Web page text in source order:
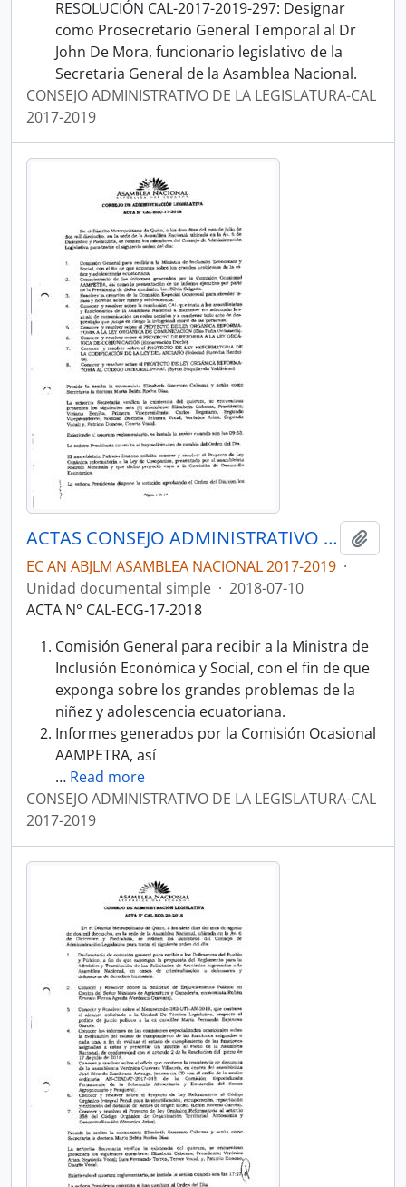
RESOLUCIÓN CAL-2017-2019-297: Designar
como Prosecretario General Temporal al Dr
John De Mora, funcionario legislativo de la
Secretaria General de la Asamblea Nacional.
CONSEJO ADMINISTRATIVO DE LA LEGISLATURA-CAL
2017-2019
ACTAS CONSEJO ADMINISTRATIVO DE LA LEGISLATURA-CAL 2017-2019
EC AN ABJLM ASAMBLEA NACIONAL 2017-2019 ·
Unidad documental simple · 2018-07-10
ACTA N° CAL-ECG-17-2018
Comisión General para recibir a la Ministra de
Inclusión Económica y Social, con el fin de que
exponga sobre los grandes problemas de la
niñez y adolescencia ecuatoriana.
Informes generados por la Comisión Ocasional
AAMPETRA, así
… Read more
CONSEJO ADMINISTRATIVO DE LA LEGISLATURA-CAL
2017-2019